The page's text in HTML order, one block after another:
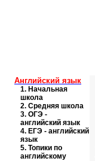
Английский язык
1. Начальная
школа
2. Средняя школа
3. ОГЭ -
английский язык
4. ЕГЭ - английский
язык
5. Топики по
английскому